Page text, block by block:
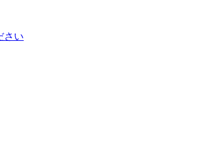
さい